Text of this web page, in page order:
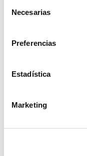
Necesarias
Preferencias
Estadística
Marketing